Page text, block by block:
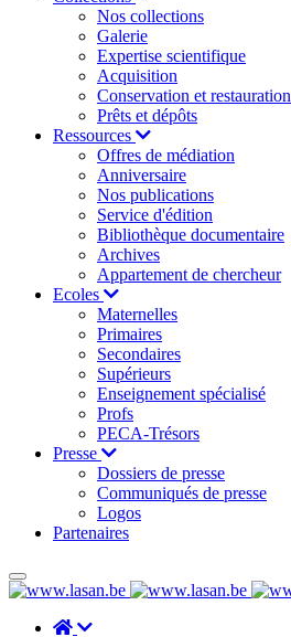
Nos collections
Galerie
Expertise scientifique
Acquisition
Conservation et restauration
Prêts et dépôts
Ressources
Offres de médiation
Anniversaire
Nos publications
Service d'édition
Bibliothèque documentaire
Archives
Appartement de chercheur
Ecoles
Maternelles
Primaires
Secondaires
Supérieurs
Enseignement spécialisé
Profs
PECA-Trésors
Presse
Dossiers de presse
Communiqués de presse
Logos
Partenaires